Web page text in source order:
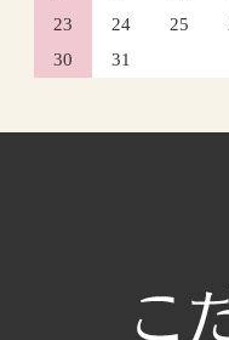
23
24 25
30
31